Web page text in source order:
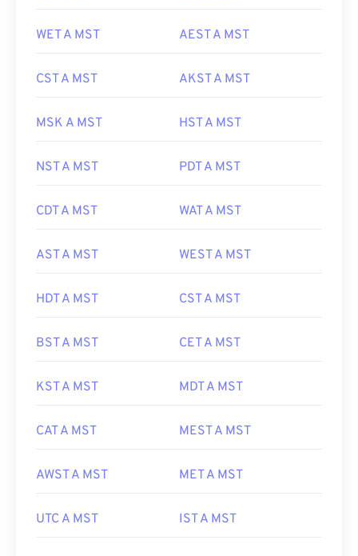
WET A MST AEST A MST
CST A MST AKST A MST
MSK A MST HST A MST
NST A MST PDT A MST
CDT A MST WAT A MST
AST A MST WEST A MST
HDT A MST CST A MST
BST A MST CET A MST
KST A MST MDT A MST
CAT A MST MEST A MST
AWST A MST MET A MST
UTC A MST IST A MST